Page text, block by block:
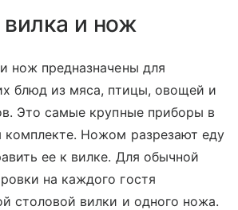
и нож
нож предназначены для
блюд из мяса, птицы, овощей и
Это самые крупные приборы в
комплекте. Ножом разрезают еду
ее к вилке. Для обычной
на каждого гостя
столовой вилки и одного ножа.